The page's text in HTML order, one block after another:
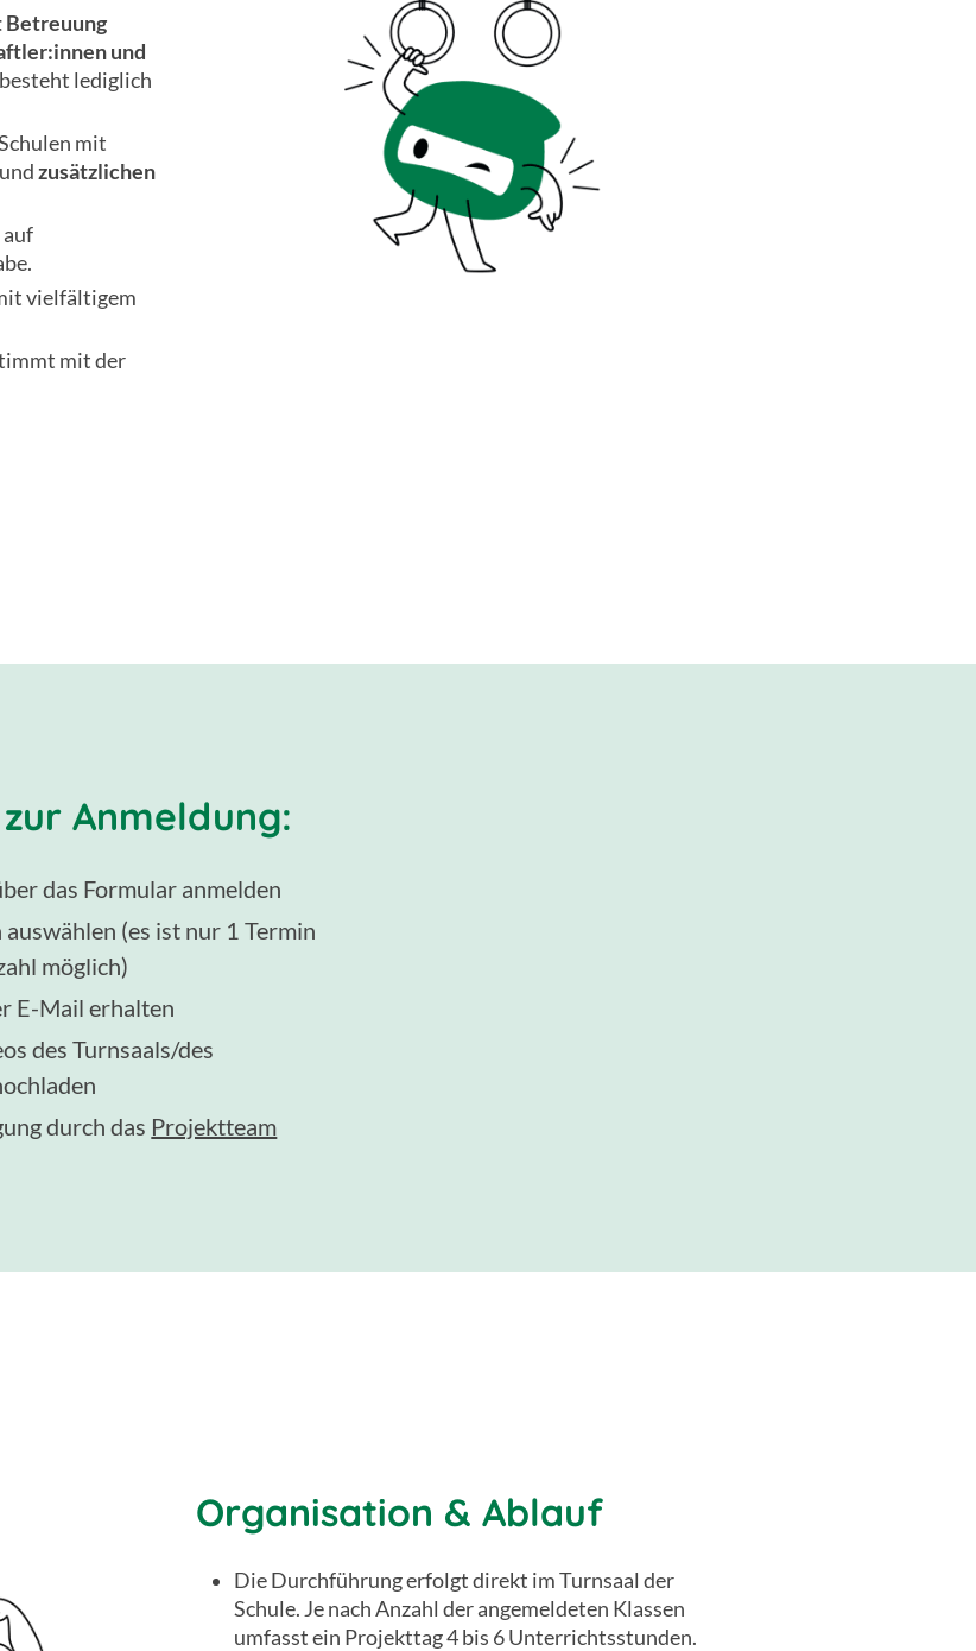
Betreuung
und
lediglich
mit
undzusätzlichen
vielfältigem
mit der
Anmeldung:
das Formular anmelden
(es ist nur 1 Termin
möglich)
E-Mail erhalten
des Turnsaals/des
durch das Projektteam
Organisation & Ablauf
Die Durchführung erfolgt direkt im Turnsaal der
Schule. Je nach Anzahl der angemeldeten Klassen
umfasst ein Projekttag 4 bis 6 Unterrichtsstunden.